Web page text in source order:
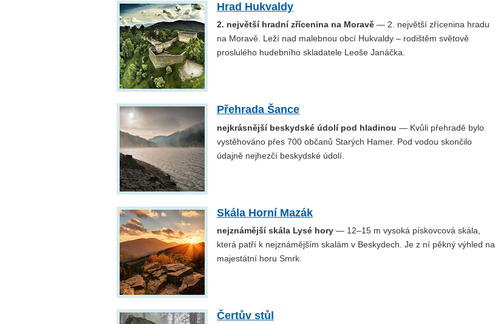
Hrad Hukvaldy
2. největší hradní zřícenina na Moravě — 2. největší zřícenina hradu
na Moravě. Leží nad malebnou obcí Hukvaldy – rodištěm světově
proslulého hudebního skladatele Leoše Janáčka.
Přehrada Šance
nejkrásnější beskydské údolí pod hladinou — Kvůli přehradě bylo
vystěhováno přes 700 občanů Starých Hamer. Pod vodou skončilo
údajně nejhezčí beskydské údolí.
Skála Horní Mazák
nejznámější skála Lysé hory — 12–15 m vysoká pískovcová skála,
která patří k nejznámějším skalám v Beskydech. Je z ní pěkný výhled na
majestátní horu Smrk.
Čertův stůl